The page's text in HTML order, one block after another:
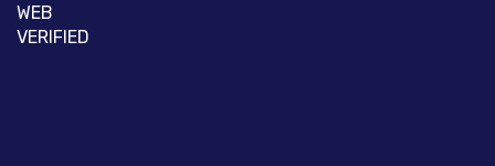
WEB
VERIFIED